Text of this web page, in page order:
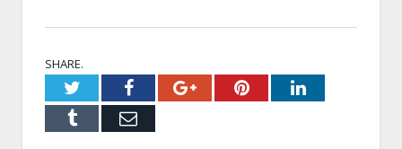
SHARE.
TwitterFacebookGoogle+PinterestLinkedIn
Tumblr Email